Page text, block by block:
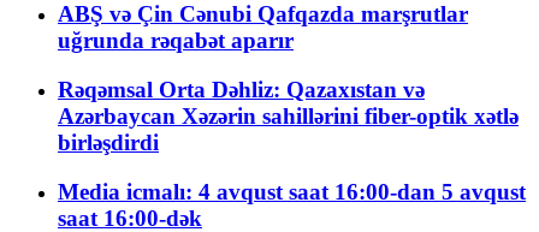
ABŞ və Çin Cənubi Qafqazda marşrutlar
uğrunda rəqabət aparır
Rəqəmsal Orta Dəhliz: Qazaxıstan və
Azərbaycan Xəzərin sahillərini fiber-optik xətlə
birləşdirdi
Media icmalı: 4 avqust saat 16:00-dan 5 avqust
saat 16:00-dək